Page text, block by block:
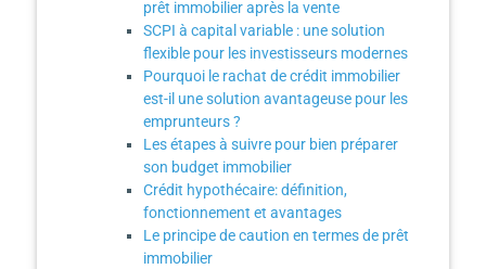
prêt immobilier après la vente
SCPI à capital variable : une solution
flexible pour les investisseurs modernes
Pourquoi le rachat de crédit immobilier
est-il une solution avantageuse pour les
emprunteurs ?
Les étapes à suivre pour bien préparer
son budget immobilier
Crédit hypothécaire: définition,
fonctionnement et avantages
Le principe de caution en termes de prêt
immobilier